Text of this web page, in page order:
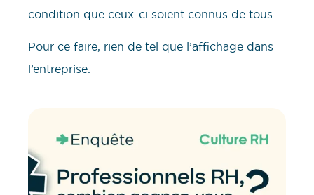
condition que ceux-ci soient connus de tous.
Pour ce faire, rien de tel que l’affichage dans
l’entreprise.